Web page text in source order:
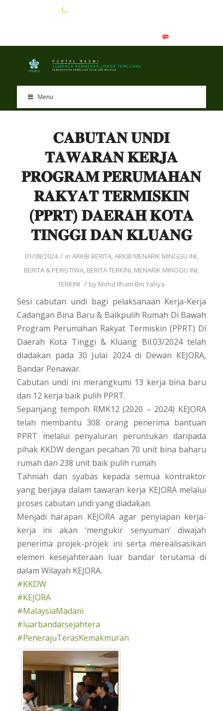
Menu
𝐂𝐀𝐁𝐔𝐓𝐀𝐍 𝐔𝐍𝐃𝐈
𝐓𝐀𝐖𝐀𝐑𝐀𝐍 𝐊𝐄𝐑𝐉𝐀
𝐏𝐑𝐎𝐆𝐑𝐀𝐌 𝐏𝐄𝐑𝐔𝐌𝐀𝐇𝐀𝐍
𝐑𝐀𝐊𝐘𝐀𝐓 𝐓𝐄𝐑𝐌𝐈𝐒𝐊𝐈𝐍
(𝐏𝐏𝐑𝐓) 𝐃𝐀𝐄𝐑𝐀𝐇 𝐊𝐎𝐓𝐀
𝐓𝐈𝐍𝐆𝐆𝐈 𝐃𝐀𝐍 𝐊𝐋𝐔𝐀𝐍𝐆
01/08/2024 / in ARKIB BERITA,ARKIB MENARIK MINGGU INI,
BERITA & PERISTIWA, BERITA TERKINI, MENARIK MINGGU INI,
TERKINI / by Mohd Ilham Bin Yahya
Sesi cabutan undi bagi pelaksanaan Kerja-Kerja
Cadangan Bina Baru & Baikpulih Rumah Di Bawah
Program Perumahan Rakyat Termiskin (PPRT) Di
Daerah Kota Tinggi & Kluang Bil.03/2024 telah
diadakan pada 30 Julai 2024 di Dewan KEJORA,
Bandar Penawar.
Cabutan undi ini merangkumi 13 kerja bina baru
dan 12 kerja baik pulih PPRT.
Sepanjang tempoh RMK12 (2020 – 2024) KEJORA
telah membantu 308 orang penerima bantuan
PPRT melalui penyaluran peruntukan daripada
pihak KKDW dengan pecahan 70 unit bina baharu
rumah dan 238 unit baik pulih rumah.
Tahniah dan syabas kepada semua kontraktor
yang berjaya dalam tawaran kerja KEJORA melalui
proses cabutan undi yang diadakan.
Menjadi harapan KEJORA agar penyiapan kerja-
kerja ini akan ‘mengukir senyuman’ diwajah
penerima projek-projek ini serta merealisasikan
elemen kesejahteraan luar bandar terutama di
dalam Wilayah KEJORA.
#KKDW
#KEJORA
#MalaysiaMadani
#luarbandarsejahtera
#PenerajuTerasKemakmuran